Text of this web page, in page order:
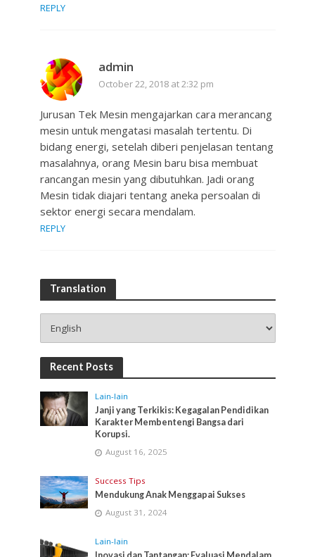
REPLY
admin
October 22, 2018 at 2:32 pm
Jurusan Tek Mesin mengajarkan cara merancang
mesin untuk mengatasi masalah tertentu. Di
bidang energi, setelah diberi penjelasan tentang
masalahnya, orang Mesin baru bisa membuat
rancangan mesin yang dibutuhkan. Jadi orang
Mesin tidak diajari tentang aneka persoalan di
sektor energi secara mendalam.
REPLY
Translation
Recent Posts
Lain-lain
Janji yang Terkikis: Kegagalan Pendidikan
Karakter Membentengi Bangsa dari
Korupsi.
August 16, 2025
Success Tips
Mendukung Anak Menggapai Sukses
August 31, 2024
Lain-lain